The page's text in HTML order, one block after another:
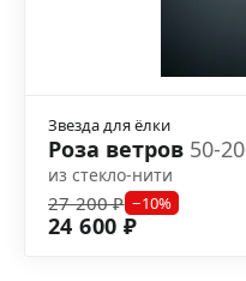
Звезда для ёлки
Роза ветров 50-
из стекло-нити
27 200 ₽ −10%
24 600 ₽